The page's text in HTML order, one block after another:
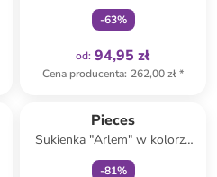
niebieskoszarym
-63%
od: 94,95 zł
Cena producenta: 262,00 zł*
Pieces
Sukienka "Arlem" w kolorze
beżowo-czarnym
-81%